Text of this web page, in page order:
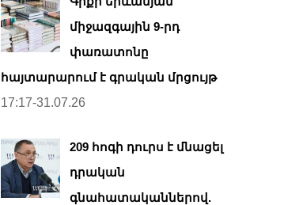
միջազգային 9-րդ
փառատոնը
հայտարարում է գրական մրցույթ
17:17-31.07.26
209 հոգի դուրս է մնացել
դրական
գնահատականներով.